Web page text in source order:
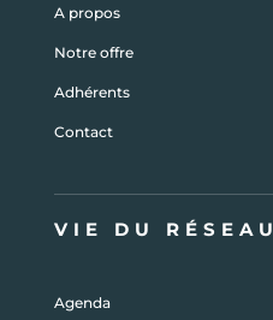
A propos
Notre offre
Adhérents
Contact
VIE DU RÉSEAU
Agenda